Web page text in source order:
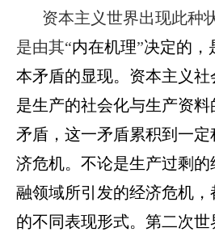
资本主义世界出现此种
是由其“内在机理”决定的，
本矛盾的显现。资本主义
是生产的社会化与生产资
矛盾，这一矛盾累积到一
济危机。不论是生产过剩
融领域所引发的经济危机
的不同表现形式。第二次